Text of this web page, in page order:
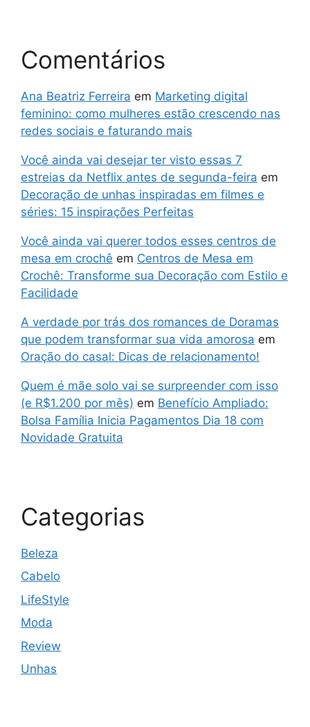
Comentários
Ana Beatriz Ferreira em Marketing digital
feminino: como mulheres estão crescendo nas
redes sociais e faturando mais
Você ainda vai desejar ter visto essas 7
estreias da Netflix antes de segunda-feira em
Decoração de unhas inspiradas em filmes e
séries: 15 inspirações Perfeitas
Você ainda vai querer todos esses centros de
mesa em crochê em Centros de Mesa em
Crochê: Transforme sua Decoração com Estilo e
Facilidade
A verdade por trás dos romances de Doramas
que podem transformar sua vida amorosa em
Oração do casal: Dicas de relacionamento!
Quem é mãe solo vai se surpreender com isso
(e R$1.200 por mês) em Benefício Ampliado:
Bolsa Família Inicia Pagamentos Dia 18 com
Novidade Gratuita
Categorias
Beleza
Cabelo
LifeStyle
Moda
Review
Unhas